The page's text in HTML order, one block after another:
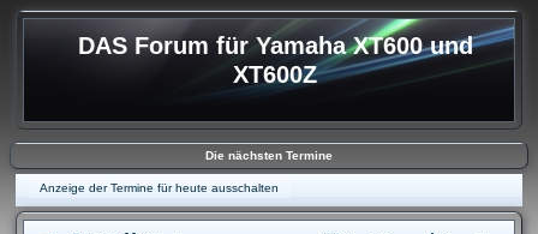
DAS Forum für Yamaha XT600 und
XT600Z
Die nächsten Termine
Anzeige der Termine für heute ausschalten